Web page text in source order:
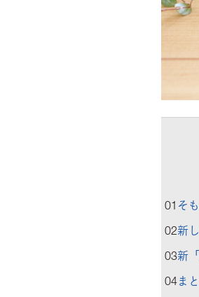
01 そ
02新
03新
04ま